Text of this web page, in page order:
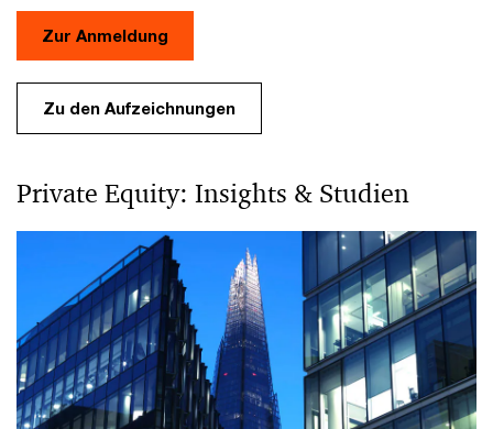
Zur Anmeldung
Zu den Aufzeichnungen
Private Equity: Insights & Studien